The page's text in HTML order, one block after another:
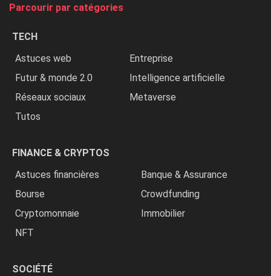
Parcourir par catégories
TECH
Astuces web
Entreprise
Futur & monde 2.0
Intelligence artificielle
Réseaux sociaux
Metaverse
Tutos
FINANCE & CRYPTOS
Astuces financières
Banque & Assurance
Bourse
Crowdfunding
Cryptomonnaie
Immobilier
NFT
SOCIÉTÉ